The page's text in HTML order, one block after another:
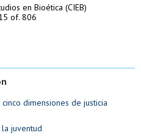
en Bioética (CIEB)
of. 806
dimensiones de justicia
juventud